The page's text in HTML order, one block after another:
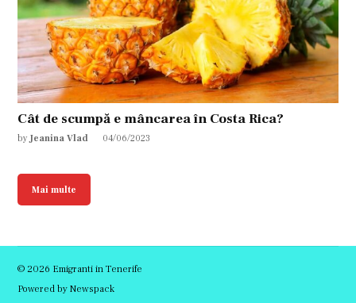
Cât de scumpă e mâncarea în Costa Rica?
by Jeanina Vlad 04/06/2023
Mai multe
© 2026 Emigranti in Tenerife
Powered by Newspack